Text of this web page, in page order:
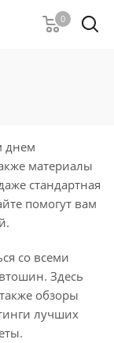
0
днем
материалы
стандартная
помогут вам
со всеми
Здесь
обзоры
лучших